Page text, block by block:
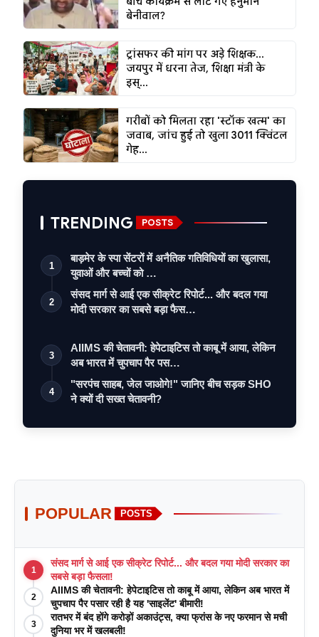
बेनीवाल?
ट्रांसफर की मांग पर अड़े शिक्षक...
जयपुर में धरना तेज, शिक्षा मंत्री के
इस्...
गरीबों को मिलता रहा 'स्टॉक खत्म' का
जवाब, जांच हुई तो खुला 3011 क्विंटल
गेह...
TRENDING POSTS
1
बाड़मेर के स्पा सेंटरों में अनैतिक गतिविधियों का खुलासा,
युवाओं और बच्चों को …
2
संसद मार्ग से आई एक सीक्रेट रिपोर्ट... और बदल गया
मोदी सरकार का सबसे बड़ा फैस…
3
AIIMS की चेतावनी: हेपेटाइटिस तो काबू में आया, लेकिन
अब भारत में चुपचाप पैर पस…
4
"सरपंच साहब, जेल जाओगे!" जानिए बीच सड़क SHO
ने क्यों दी सख्त चेतावनी?
POPULAR POSTS
1
संसद मार्ग से आई एक सीक्रेट रिपोर्ट... और बदल गया मोदी सरकार का
सबसे बड़ा फैसला!
2
AIIMS की चेतावनी: हेपेटाइटिस तो काबू में आया, लेकिन अब भारत में
चुपचाप पैर पसार रही है यह 'साइलेंट' बीमारी!
3
रातभर में बंद होंगे करोड़ों अकाउंट्स, क्या फ्रांस के नए फरमान से मची
दुनिया भर में खलबली!